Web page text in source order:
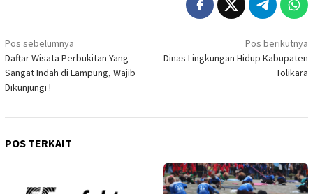
Navigasi
pos
Pos sebelumnya
Daftar Wisata Perbukitan Yang
Sangat Indah di Lampung, Wajib
Dikunjungi !
Pos berikutnya
Dinas Lingkungan Hidup Kabupaten
Tolikara
POS TERKAIT